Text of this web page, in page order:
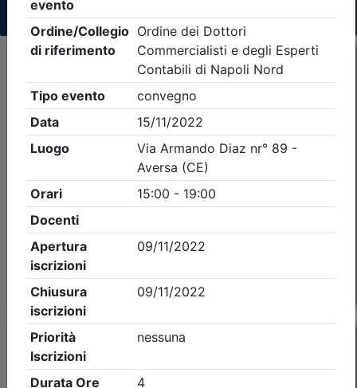
Criteri di ricerca applicati:
- Tipo Ordine/collegio:Dott. Comm. E.C.
Napoli Nord- Eventi in programma dal7/8/2026
Precedente 1 Successiva
Nessun risultato per i parametri inseriti
Esito della ricerca eventi formativi